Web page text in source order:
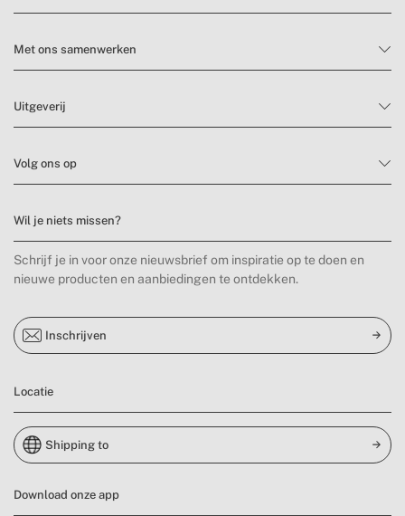
Met ons samenwerken
Uitgeverij
Volg ons op
Wil je niets missen?
Schrijf je in voor onze nieuwsbrief om inspiratie op te doen en
nieuwe producten en aanbiedingen te ontdekken.
Inschrijven
Locatie
Shipping to
Download onze app